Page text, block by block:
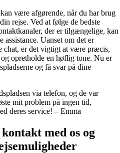
være afgørende, når du har brug
rejse. Ved at følge de bedste
der er tilgængelige, kan
assistance. Uanset om det er
chat, er det vigtigt at være præcis,
opretholde en høflig tone. Nu er
og få svar på dine
via telefon, og de var
mit problem på ingen tid,
deres service! – Emma
med os og